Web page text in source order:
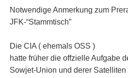
Notwendige Anmerkung zum
JFK-“Stammtisch”
Die CIA ( ehemals OSS )
hatte früher die offzielle Aufgabe
Sowjet-Union und derer